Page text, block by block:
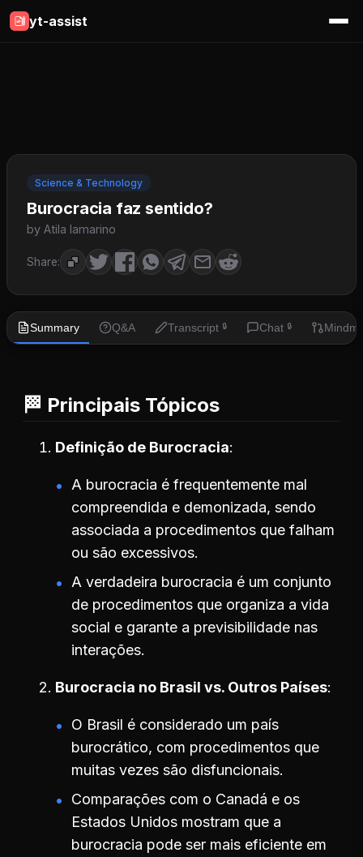
yt-assist
Science & Technology
Burocracia faz sentido?
by Atila Iamarino
Share:
Summary Q&A Transcript 🔒 Chat 🔒
🏁 Principais Tópicos
Definição de Burocracia
A burocracia é frequentemente mal
compreendida e demonizada, sendo
associada a procedimentos que falham
ou são excessivos.
A verdadeira burocracia é um conjunto
de procedimentos que organiza a vida
social e garante a previsibilidade nas
interações.
Burocracia no Brasil vs. Outros Países
O Brasil é considerado um país
burocrático, com procedimentos que
muitas vezes são disfuncionais.
Comparações com o Canadá e os
Estados Unidos mostram que a
burocracia pode ser mais eficiente em